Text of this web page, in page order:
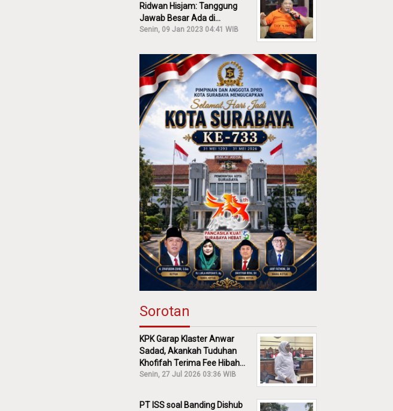
Ridwan Hisjam: Tanggung
Jawab Besar Ada di
Pemprov, Bukan DPRD Jatim!
Senin, 09 Jan 2023 04:41 WIB
Sorotan
KPK Garap Klaster Anwar
Sadad, Akankah Tuduhan
Khofifah Terima Fee Hibah
30% Diusut?
Senin, 27 Jul 2026 03:36 WIB
PT ISS soal Banding Dishub